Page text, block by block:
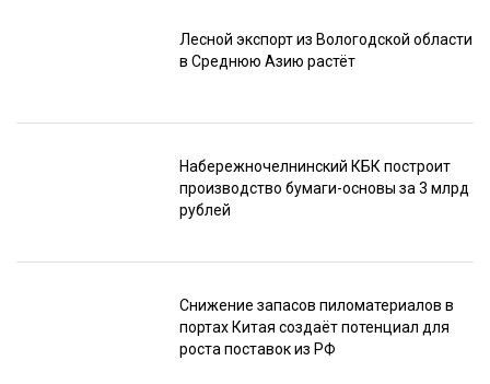
Лесной экспорт из Вологодской области
в Среднюю Азию растёт
Набережночелнинский КБК построит
производство бумаги-основы за 3 млрд
рублей
Снижение запасов пиломатериалов в
портах Китая создаёт потенциал для
роста поставок из РФ